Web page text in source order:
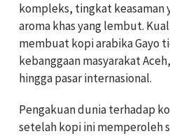
kompleks, tingkat keasaman
aroma khas yang lembut.
membuat kopi arabika Gayo
kebanggaan masyarakat
hingga pasar internasional.
Pengakuan dunia terhadap
setelah kopi ini memperoleh